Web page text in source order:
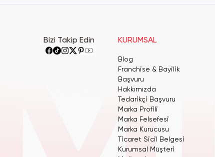
Bizi Takip Edin KURUMSAL
Blog
Franchise & Bayilik
Başvuru
Hakkımızda
Tedarikçi Başvuru
Marka Profili
Marka Felsefesi
Marka Kurucusu
Ticaret Sicil Belgesi
Kurumsal Müşteri